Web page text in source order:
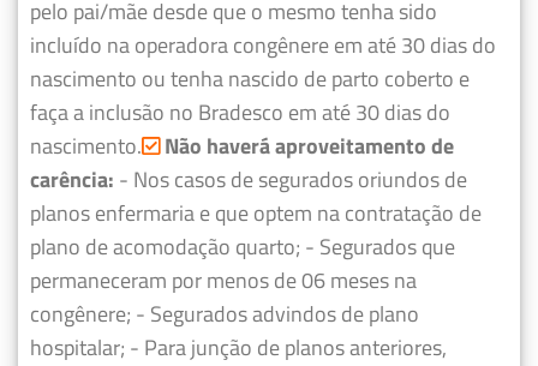
pelo pai/mãe desde que o mesmo tenha sido
incluído na operadora congênere em até 30 dias do
nascimento ou tenha nascido de parto coberto e
faça a inclusão no Bradesco em até 30 dias do
nascimento. Não haverá aproveitamento de
carência: - Nos casos de segurados oriundos de
planos enfermaria e que optem na contratação de
plano de acomodação quarto; - Segurados que
permaneceram por menos de 06 meses na
congênere; - Segurados advindos de plano
hospitalar; - Para junção de planos anteriores,